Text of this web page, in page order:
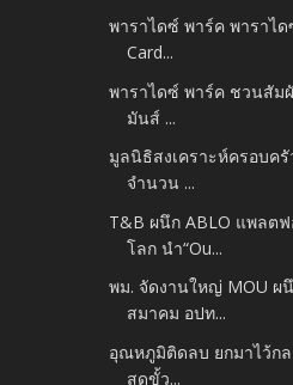
พาราไดซ์ พาร์ค พาราไ
Card...
พาราไดซ์ พาร์ค ชวนสั
มันส์ ...
มูลนิธิสงเคราะห์ครอบค
จำนวน ...
T&B ผนึก ABLO แพลต
โลก นำ“Ou...
พม. จัดงานใหญ่ MOU ผ
สมาคม อปท...
อุณหภูมิติดลบ ยกมาไว้ก
สุดขั้ว...